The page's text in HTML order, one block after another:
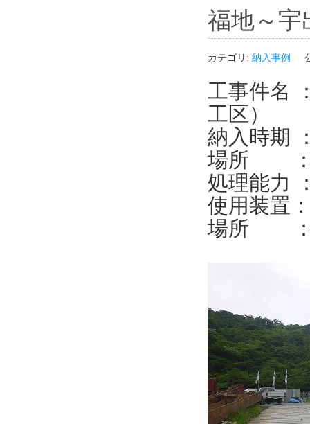
福地～宇
カテゴリ: 納入事例
工事件名
工区）
納入時期
場所 ：
処理能力
使用装置
場所 ：